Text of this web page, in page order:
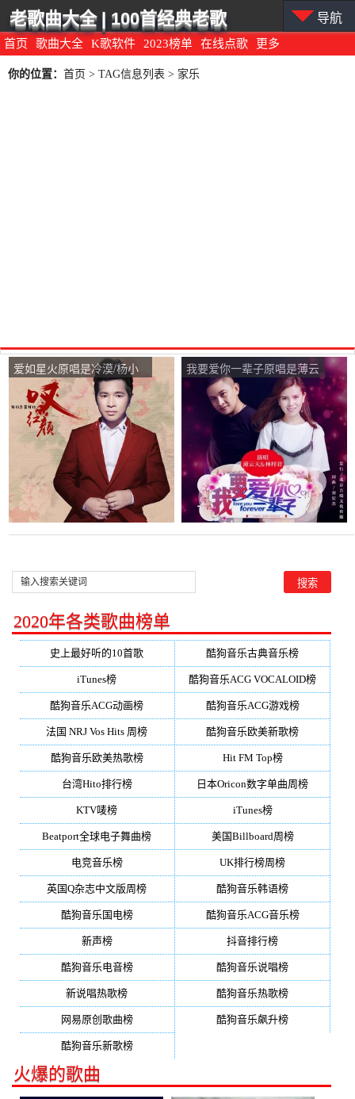
首页 歌曲大全 K歌软件 2023榜单 在线点歌 更多
老歌曲大全 | 100首经典老歌 导航
你的位置： 首页 > TAG信息列表 > 家乐
爱如星火原唱是冷漠/杨小
曼，由家乐翻唱(播放:17)
我要爱你一辈子原唱是薄云
天/林梓君，由家乐翻唱(播
放:22)
2020年各类歌曲榜单
史上最好听的10首歌 酷狗音乐古典音乐榜
iTunes榜 酷狗音乐ACG VOCALOID榜
酷狗音乐ACG动画榜 酷狗音乐ACG游戏榜
法国 NRJ Vos Hits 周榜 酷狗音乐欧美新歌榜
酷狗音乐欧美热歌榜 Hit FM Top榜
台湾Hito排行榜 日本Oricon数字单曲周榜
KTV唛榜 iTunes榜
Beatport全球电子舞曲榜 美国Billboard周榜
电竞音乐榜 UK排行榜周榜
英国Q杂志中文版周榜 酷狗音乐韩语榜
酷狗音乐国电榜 酷狗音乐ACG音乐榜
新声榜 抖音排行榜
酷狗音乐电音榜 酷狗音乐说唱榜
新说唱热歌榜 酷狗音乐热歌榜
网易原创歌曲榜 酷狗音乐飙升榜
酷狗音乐新歌榜
火爆的歌曲